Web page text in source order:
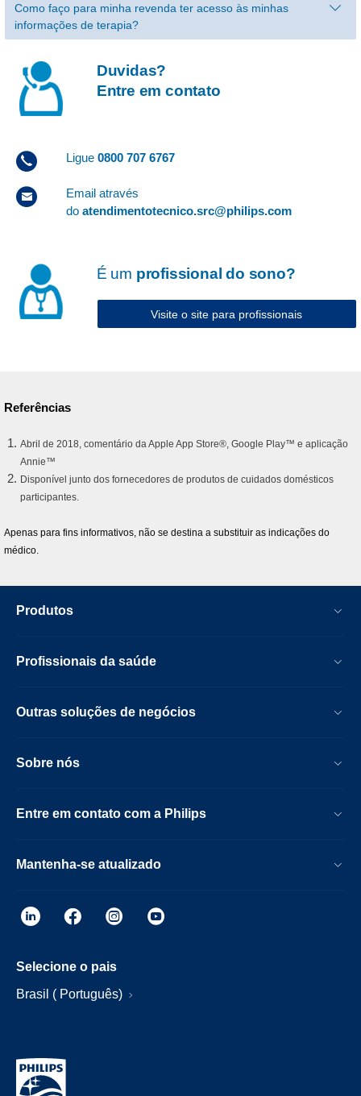
Como faço para minha revenda ter acesso às minhas
informações de terapia?
Duvidas?
Entre em contato
Ligue 0800 707 6767
Email através
do atendimentotecnico.src@philips.com
É um profissional do sono?
Visite o site para profissionais
Referências
Abril de 2018, comentário da Apple App Store®, Google Play™ e aplicação
Annie™
Disponível junto dos fornecedores de produtos de cuidados domésticos
participantes.
Apenas para fins informativos, não se destina a substituir as indicações do
médico.
Produtos
Profissionais da saúde
Outras soluções de negócios
Sobre nós
Entre em contato com a Philips
Mantenha-se atualizado
Selecione o pais
Brasil ( Português)